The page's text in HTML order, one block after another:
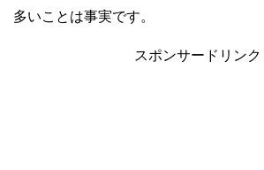
多いことは事実です。
スポンサードリンク